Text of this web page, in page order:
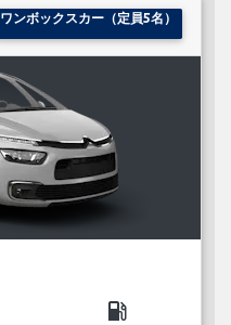
ワンボックスカー（定員5名）
local_gas_station